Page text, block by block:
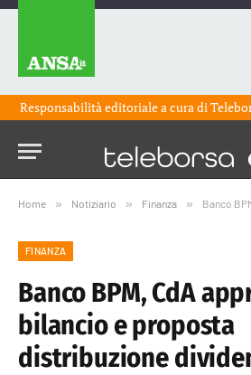
Responsabilità editoriale a cura di
Home » Notiziario » Finanza » Banco BPM, CdA
FINANZA
Banco BPM, CdA
bilancio e proposta
distribuzione